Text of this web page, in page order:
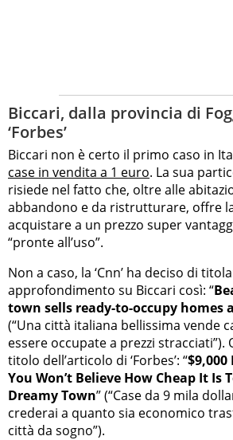
Biccari, dalla provincia di
‘Forbes’
Biccari non è certo il primo caso in
case in vendita a 1 euro. La sua
risiede nel fatto che, oltre alle
abbandono e da ristrutturare, offre
acquistare a un prezzo super
“pronte all’uso”.
Non a caso, la ‘Cnn’ ha deciso di
approfondimento su Biccari così: “
town sells ready-to-occupy homes
(“Una città italiana bellissima vende
essere occupate a prezzi stracciati”).
titolo dell’articolo di ‘Forbes’: “
You Won’t Believe How Cheap It Is
Dreamy Town” (“Case da 9 mila
crederai a quanto sia economico
città da sogno”).